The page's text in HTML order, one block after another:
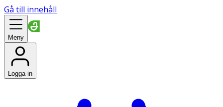
Gå till innehåll
Meny
Logga in